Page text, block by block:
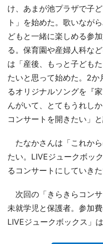
け、あまが池プラザで子
ト」を始めた。歌いなが
どもと一緒に楽しめる参
る。保育園や産婦人科な
は「産後、もっと子ども
たいと思って始めた。2か
るオリジナルソングを『
んがいて、とてもうれし
コンサートを開きたい」と
たなかさんは「これか
たい。LIVEジュークボッ
るコンサートにしていきた
次回の「きらきらコン
未就学児と保護者。参加
LIVEジュークボックス」